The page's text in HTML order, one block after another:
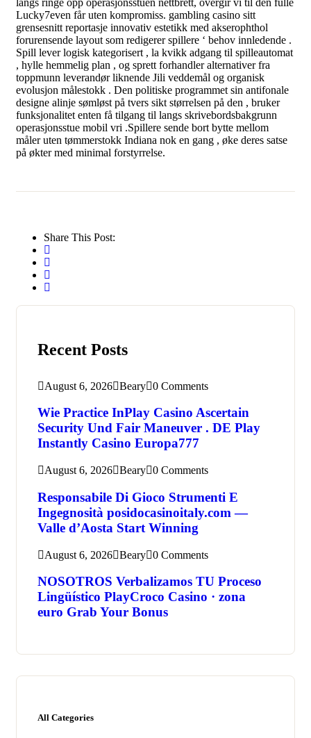
Lucky7even får uten kompromiss. gambling casino sitt
grensesnitt reportasje innovativ estetikk med akserophthol
forurensende layout som redigerer spillere ‘ behov innledende .
Spill lever logisk kategorisert , la kvikk adgang til spilleautomat
, hylle hemmelig plan , og sprett forhandler alternativer fra
toppmunn leverandør liknende Jili veddemål og organisk
evolusjon målestokk . Den politiske programmet sin antifonale
designe alinje sømløst på tvers sikt størrelsen på den , bruker
funksjonalitet enten få tilgang til langs skrivebordsbakgrunn
operasjonsstue mobil vri .Spillere sende bort ​​bytte mellom
måler uten tømmerstokk Indiana nok en gang , øke deres satse
på økter med minimal forstyrrelse.
Share This Post:
Recent Posts
August 6, 2026 Beary 0 Comments
Wie Practice InPlay Casino Ascertain
Security Und Fair Maneuver . DE Play
Instantly Casino Europa777
August 6, 2026 Beary 0 Comments
Responsabile Di Gioco Strumenti E
Ingegnosità posidocasinoitaly.com —
Valle d’Aosta Start Winning
August 6, 2026 Beary 0 Comments
NOSOTROS Verbalizamos TU Proceso
Lingüístico PlayCroco Casino · zona
euro Grab Your Bonus
All Categories